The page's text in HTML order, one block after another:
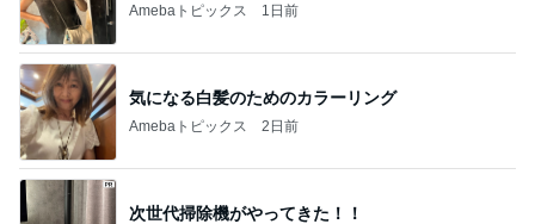
Amebaトピックス 1日前
気になる白髪のためのカラーリング
Amebaトピックス 2日前
次世代掃除機がやってきた！！